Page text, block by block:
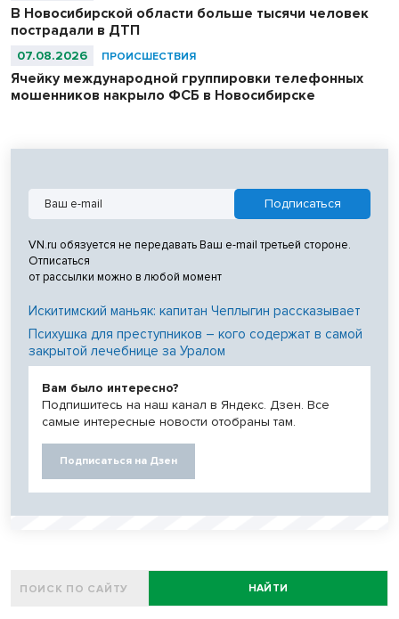
В Новосибирской области больше тысячи человек
пострадали в ДТП
07.08.2026 ПРОИСШЕСТВИЯ
Ячейку международной группировки телефонных
мошенников накрыло ФСБ в Новосибирске
VN.ru обязуется не передавать Ваш e-mail третьей стороне.
Отписаться
от рассылки можно в любой момент
Искитимский маньяк: капитан Чеплыгин рассказывает
Психушка для преступников – кого содержат в самой
закрытой лечебнице за Уралом
Вам было интересно?
Подпишитесь на наш канал в Яндекс. Дзен. Все
самые интересные новости отобраны там.
Подписаться на Дзен
НАЙТИ